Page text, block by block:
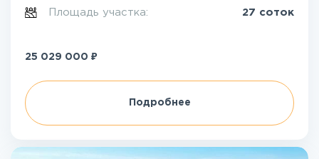
Площадь участка: 27 соток
25 029 000 ₽
Подробнее